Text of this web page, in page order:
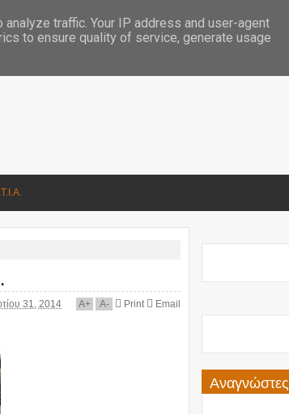
31, 2014 A+ A- Print Email
Αναγνώστες
traffic. Your IP address and user-agent
to ensure quality of service, generate usage